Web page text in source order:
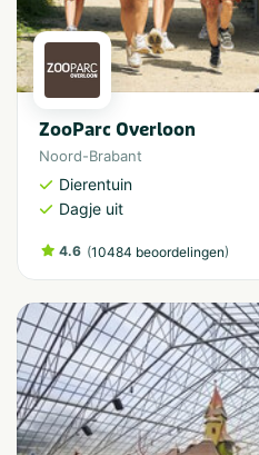
ZooParc Overloon
Noord-Brabant
Dierentuin
Dagje uit
4.6 (10484 beoordelingen)